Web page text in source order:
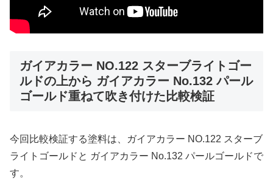
ガイアカラー NO.122 スターブライトゴー
ルドの上から ガイアカラー No.132 パール
ゴールド重ねて吹き付けた比較検証
今回比較検証する塗料は、ガイアカラー NO.122 スターブ
ライトゴールドと ガイアカラー No.132 パールゴールドで
す。